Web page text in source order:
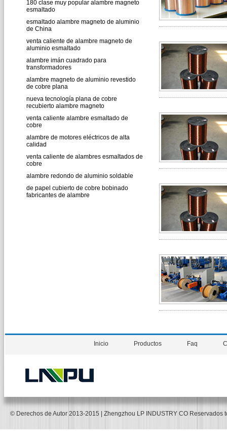
180 clase muy popular alambre magneto
esmaltado
esmaltado alambre magneto de aluminio
de China
venta caliente de alambre magneto de
aluminio esmaltado
alambre imán cuadrado para
transformadores
alambre magneto de aluminio revestido
de cobre plana
nueva tecnología plana de cobre
recubierto alambre magneto
venta caliente alambre esmaltado de
cobre
alambre de motores eléctricos de alta
calidad
venta caliente de alambres esmaltados de
cobre
alambre redondo de aluminio soldable
de papel cubierto de cobre bobinado
fabricantes de alambre
Inicio Productos Faq
© Derechos de Autor 2013-2015 | Zhengzhou LP INDUSTRY CO